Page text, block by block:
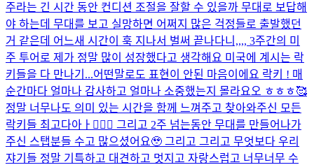
주라는 긴 시간 동안 컨디션 조절을 잘할 수 있을까 무대로 보답해
야 하는데 무대를 보고 실망하면 어쩌지 많은 걱정들로 출발했던
거 같은데 어느새 시간이 훅 지나서 벌써 끝나다니,,,, 3주간의 미
주 투어로 제가 정말 많이 성장했다고 생각해요 미국에 계시는 락
키들을 다 만나기...어떤말로도 표현이 안된 마음이에요 락키 ! 매
순간마다 얼마나 감사하고 얼마나 소중했는지 몰라요오 ㅎㅎㅎ🥰
정말 너무나도 의미 있는 시간을 함께 느껴주고 찾아와주신 모든
락키들 최고다아ㅏ👍🏻✨ 그리고 2주 넘는동안 무대를 만들어나가
주신 스탭분들 수고 많으셨어요🥹 그리고 그리고 무엇보다 우리
쟈기들 정말 기특하고 대견하고 멋지고 자랑스럽고 너무너무 수